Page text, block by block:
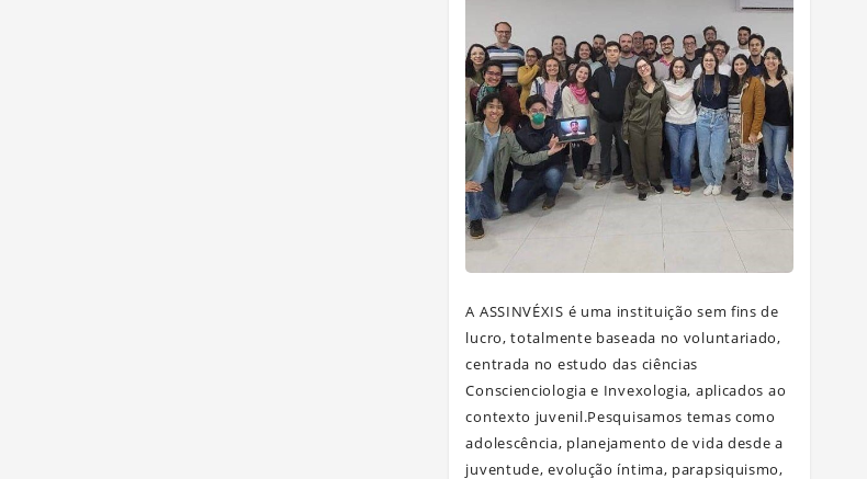
A ASSINVÉXIS é uma instituição sem fins de
lucro, totalmente baseada no voluntariado,
centrada no estudo das ciências
Conscienciologia e Invexologia, aplicados ao
contexto juvenil.Pesquisamos temas como
adolescência, planejamento de vida desde a
juventude, evolução íntima, parapsiquismo,